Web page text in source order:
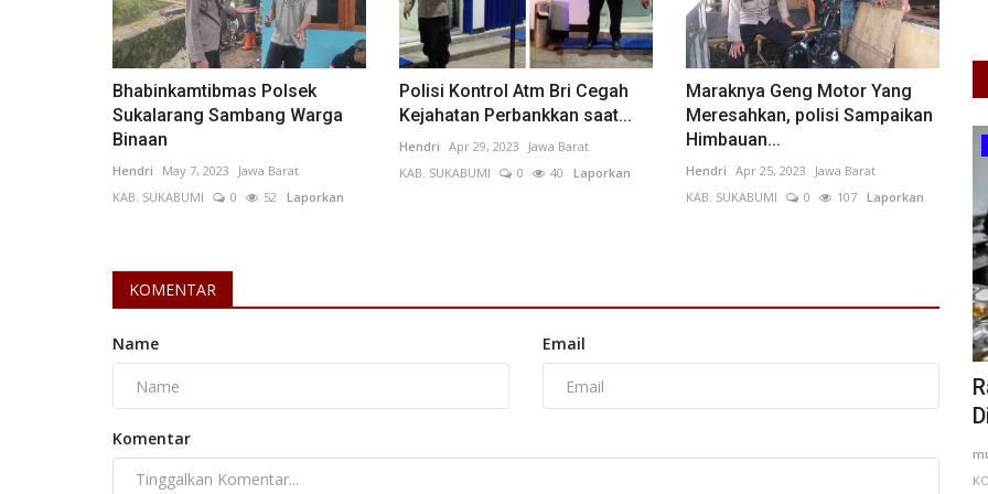
Bhabinkamtibmas Polsek
Sukalarang Sambang Warga
Binaan
Hendri May 7, 2023
Jawa Barat
KAB. SUKABUMI
0 52 Laporkan
Polisi Kontrol Atm Bri Cegah
Kejahatan Perbankkan saat...
Hendri Apr 29, 2023
Jawa Barat
KAB. SUKABUMI
0 40 Laporkan
Maraknya Geng Motor Yang
Meresahkan, polisi Sampaikan
Himbauan...
Hendri Apr 25, 2023
Jawa Barat
KAB. SUKABUMI
0 107Laporkan
KOMENTAR
Name Email
Komentar
Bangkit di Kalimantan Tengah
Muhammad Apriza Fahry Jan 26, 2026 Kalimantan Tengah
KAB. KOTAWARINGIN TIMUR
Pemkot Cirebon Perkuat Program
Jaminan Kesehatan Nasional...
alfarizqdhy May 25, 2026 Jawa Barat KOTA CIREBON 0